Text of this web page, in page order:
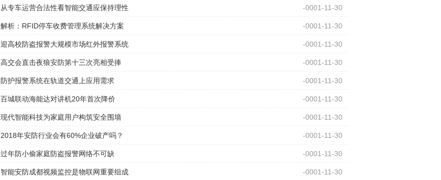
-0001-11-30
从专车运营合法性看智能交通应保持理性
-0001-11-30
解析：RFID停车收费管理系统解决方案
-0001-11-30
迎高校防盗报警大规模市场红外报警系统
-0001-11-30
高交会直击夜狼安防第十三次亮相受捧
-0001-11-30
防护报警系统在轨道交通上应用需求
-0001-11-30
百城联动海能达对讲机20年首次降价
-0001-11-30
现代智能科技为家庭用户构筑安全围墙
-0001-11-30
2018年安防行业会有60%企业破产吗？
-0001-11-30
过年防小偷家庭防盗报警网络不可缺
-0001-11-30
智能安防成都视频监控是物联网重要组成